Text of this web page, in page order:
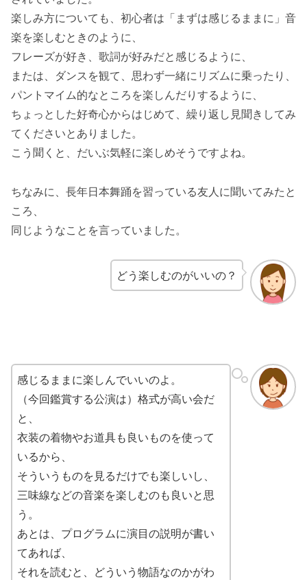
楽しみ方についても、初心者は「まずは感じるままに」音
楽を楽しむときのように、
フレーズが好き、歌詞が好みだと感じるように、
または、ダンスを観て、思わず一緒にリズムに乗ったり、
パントマイム的なところを楽しんだりするように、
ちょっとした好奇心からはじめて、繰り返し見聞きしてみ
てくださいとありました。
こう聞くと、だいぶ気軽に楽しめそうですよね。
ちなみに、長年日本舞踊を習っている友人に聞いてみたと
ころ、
同じようなことを言っていました。
どう楽しむのがいいの？
感じるままに楽しんでいいのよ。
（今回鑑賞する公演は）格式が高い会だ
と、
衣装の着物やお道具も良いものを使って
いるから、
そういうものを見るだけでも楽しいし、
三味線などの音楽を楽しむのも良いと思
う。
あとは、プログラムに演目の説明が書い
てあれば、
それを読むと、どういう物語なのかがわ